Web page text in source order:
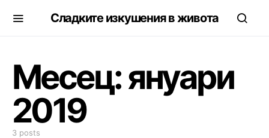
Сладките изкушения в живота
Месец:януари
2019
3 posts